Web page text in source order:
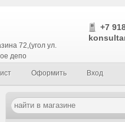
72,(угол ул.
депо
+7
Оформить Вход